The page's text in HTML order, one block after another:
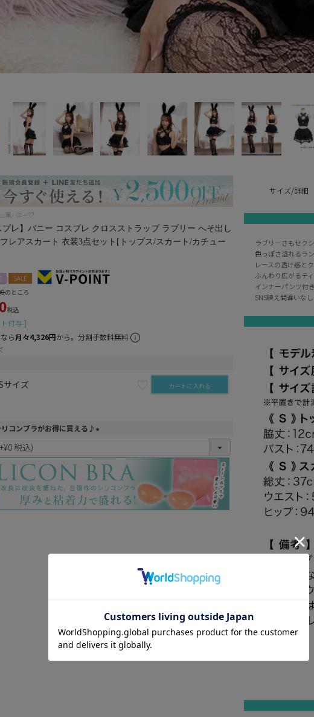
風バニー♡
プレ】バニー コスプレ クロスストラップ ラブリー へそ出し
レアスカート 衣装3点セット[トップス/スカート/カチュー
SALE
のところ
税込
付与 ]
なら月々4,326円から。分割手数料無料
サイズ
カートに入れる
コンブラがお得に買える♪
(
須
)
サイズ/詳細
ラブリーさもセク
色っぽさ溢れるラ
レースの透け感と
ふんわり広がるテ
インナーパンツ付
SNS映え間違いな